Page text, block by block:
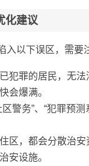
化建议
以下误区，需要
犯罪的居民，无
会爆满。
区警务”、“犯罪预
区，都会分散治
安设施。